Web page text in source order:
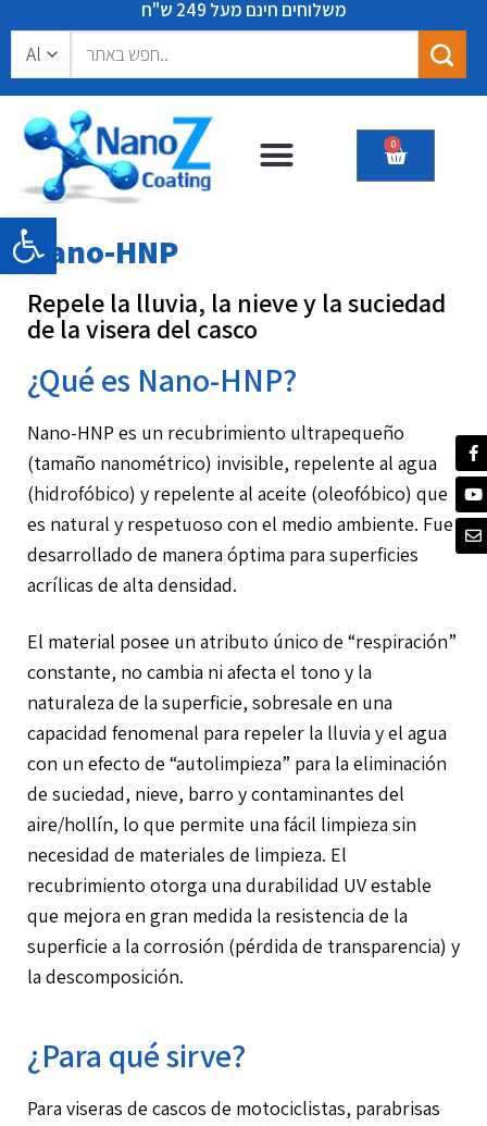
משלוחים חינם מעל 249 ש"ח
0
Nano-HNP
Repele la lluvia, la nieve y la suciedad
de la visera del casco
¿Qué es Nano-HNP?
Nano-HNP es un recubrimiento ultrapequeño
(tamaño nanométrico) invisible, repelente al agua
(hidrofóbico) y repelente al aceite (oleofóbico) que
es natural y respetuoso con el medio ambiente. Fue
desarrollado de manera óptima para superficies
acrílicas de alta densidad.
El material posee un atributo único de “respiración”
constante, no cambia ni afecta el tono y la
naturaleza de la superficie, sobresale en una
capacidad fenomenal para repeler la lluvia y el agua
con un efecto de “autolimpieza” para la eliminación
de suciedad, nieve, barro y contaminantes del
aire/hollín, lo que permite una fácil limpieza sin
necesidad de materiales de limpieza. El
recubrimiento otorga una durabilidad UV estable
que mejora en gran medida la resistencia de la
superficie a la corrosión (pérdida de transparencia) y
la descomposición.
¿Para qué sirve?
Para viseras de cascos de motociclistas, parabrisas
Abrir barra de herramientas